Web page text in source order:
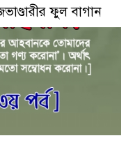
ফুল বাগান